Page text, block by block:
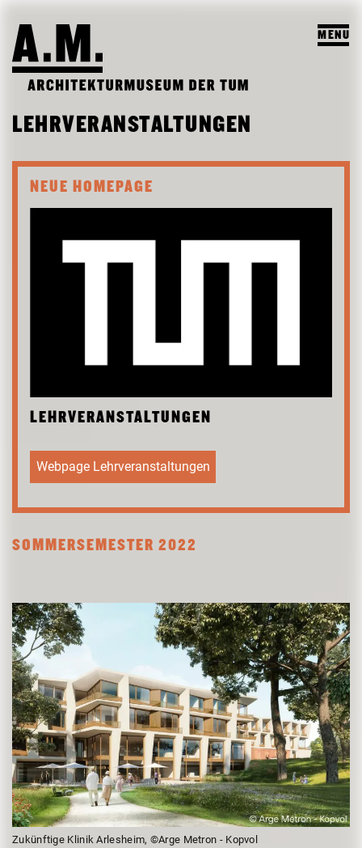
MENU
BESUCH
AUSSTELLUNGEN & PROGRAMM
ARCHIV AUSSTELLUNGEN
LEHRVERANSTALTUNGEN
DAS A.M.
LEHRVERANSTALTUNGEN
NEUE HOMEPAGE
LEHRVERANSTALTUNGEN
Webpage Lehrveranstaltungen
SOMMERSEMESTER 2022
Zukünftige Klinik Arlesheim, ©Arge Metron - Kopvol